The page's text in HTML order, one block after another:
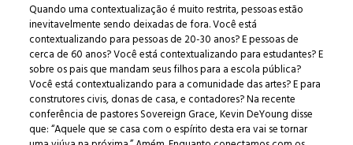
Quando uma contextualização é muito restrita, pessoas estão
inevitavelmente sendo deixadas de fora. Você está
contextualizando para pessoas de 20-30 anos? E pessoas de
cerca de 60 anos? Você está contextualizando para estudantes? E
sobre os pais que mandam seus filhos para a escola pública?
Você está contextualizando para a comunidade das artes? E para
construtores civis, donas de casa, e contadores? Na recente
conferência de pastores Sovereign Grace, Kevin DeYoung disse
que: “Aquele que se casa com o espírito desta era vai se tornar